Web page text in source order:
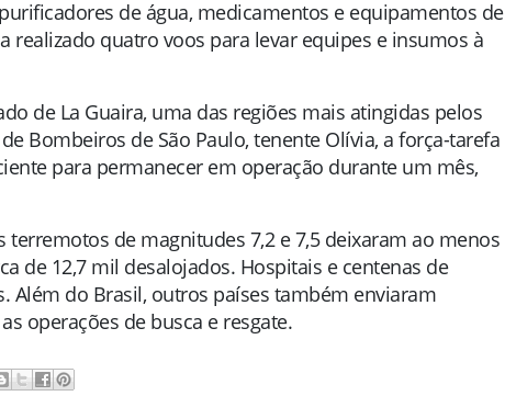
de água, medicamentos e equipamentos de
realizado quatro voos para levar equipes e insumos à
de La Guaira, uma das regiões mais atingidas pelos
Bombeiros de São Paulo, tenente Olívia, a força-tarefa
para permanecer em operação durante um mês,
terremotos de magnitudes 7,2 e 7,5 deixaram ao menos
de 12,7 mil desalojados. Hospitais e centenas de
do Brasil, outros países também enviaram
operações de busca e resgate.